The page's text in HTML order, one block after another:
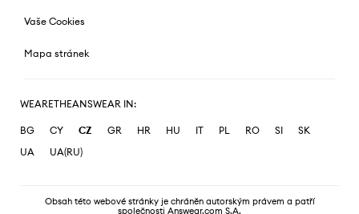
Vaše Cookies
Mapa stránek
WEARETHEANSWEAR IN:
BG CY CZ GR HR HU IT PL RO SI
SK
UA
UA(RU)
Obsah této webové stránky je chráněn autorským právem a patří
společnosti Answear.com S.A.